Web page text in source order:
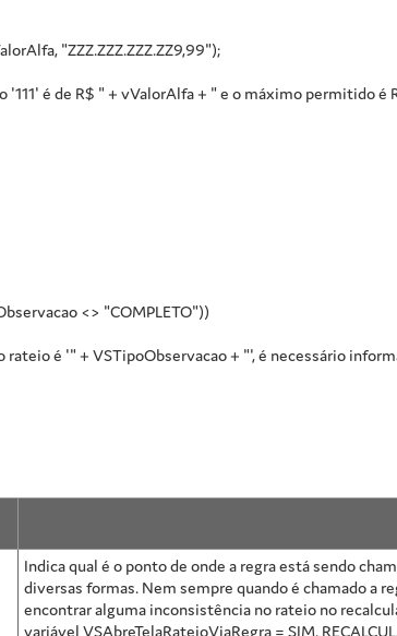
"ZZZ.ZZZ.ZZZ.ZZ9,99");
é de R$ " + vValorAlfa + " e o máximo permitido é
<> "COMPLETO"))
é '" + VSTipoObservacao + "', é necessário
Indica qual é o ponto de onde a regra está sendo
diversas formas. Nem sempre quando é chamado a
encontrar alguma inconsistência no rateio no
variável VSAbreTelaRateioViaRegra = SIM.